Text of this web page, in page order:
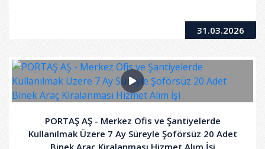
31.03.2026
PORTAŞ AŞ - Merkez Ofis ve Şantiyelerde
Kullanılmak Üzere 7 Ay Süreyle Şoförsüz 20 Adet